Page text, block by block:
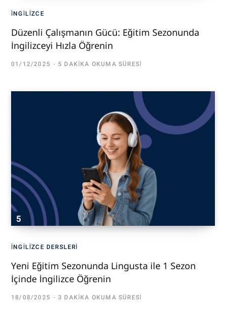
İNGILIZCE
Düzenli Çalışmanın Gücü: Eğitim Sezonunda
İngilizceyi Hızla Öğrenin
01/12/2025 5 DAKIKA OKUMA SÜRESI
İNGILIZCE DERSLERI
Yeni Eğitim Sezonunda Lingusta ile 1 Sezon
İçinde İngilizce Öğrenin
18/08/2025 3 DAKIKA OKUMA SÜRESI